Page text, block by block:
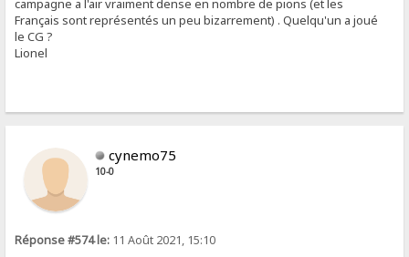
campagne a l'air vraiment dense en nombre de pions (et les
Français sont représentés un peu bizarrement) . Quelqu'un a joué
le CG ?
Lionel
cynemo75
10-0
Réponse #574 le: 11 Août 2021, 15:10